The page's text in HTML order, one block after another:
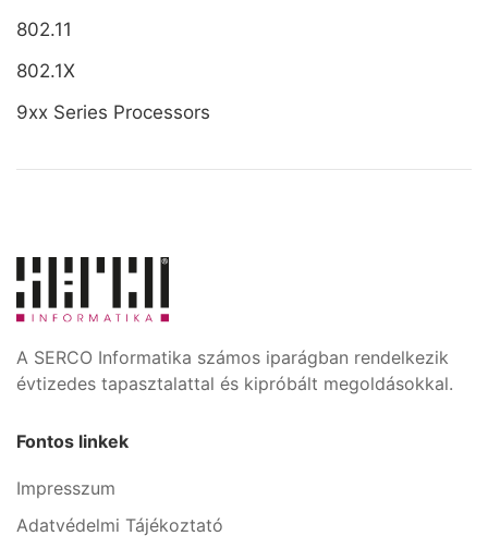
802.11
802.1X
9xx Series Processors
A SERCO Informatika számos iparágban rendelkezik
évtizedes tapasztalattal és kipróbált megoldásokkal.
Fontos linkek
Impresszum
Adatvédelmi Tájékoztató